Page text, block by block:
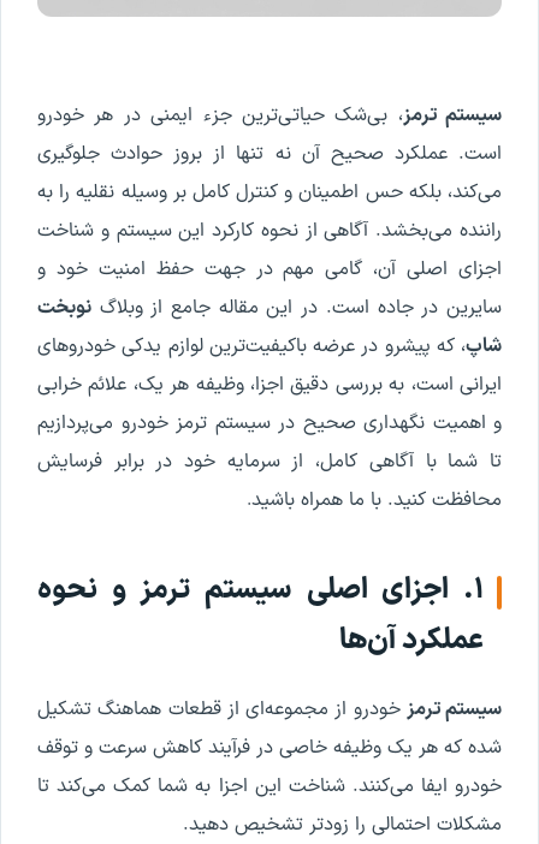
سیستم ترمز، بی‌شک حیاتی‌ترین جزء ایمنی در هر خودرو
است. عملکرد صحیح آن نه تنها از بروز حوادث جلوگیری
می‌کند، بلکه حس اطمینان و کنترل کامل بر وسیله نقلیه را به
راننده می‌بخشد. آگاهی از نحوه کارکرد این سیستم و شناخت
اجزای اصلی آن، گامی مهم در جهت حفظ امنیت خود و
سایرین در جاده است. در این مقاله جامع از وبلاگ نوبخت
شاپ، که پیشرو در عرضه باکیفیت‌ترین لوازم یدکی خودروهای
ایرانی است، به بررسی دقیق اجزا، وظیفه هر یک، علائم خرابی
و اهمیت نگهداری صحیح در سیستم ترمز خودرو می‌پردازیم
تا شما با آگاهی کامل، از سرمایه خود در برابر فرسایش
محافظت کنید. با ما همراه باشید.
۱. اجزای اصلی سیستم ترمز و نحوه
عملکرد آن‌ها
سیستم ترمز خودرو از مجموعه‌ای از قطعات هماهنگ تشکیل
شده که هر یک وظیفه خاصی در فرآیند کاهش سرعت و توقف
خودرو ایفا می‌کنند. شناخت این اجزا به شما کمک می‌کند تا
مشکلات احتمالی را زودتر تشخیص دهید.